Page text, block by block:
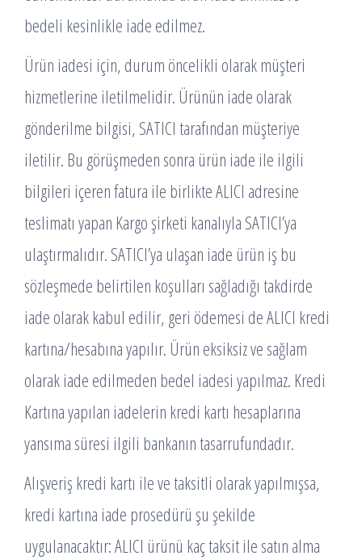
bedeli kesinlikle iade edilmez.
Ürün iadesi için, durum öncelikli olarak müşteri
hizmetlerine iletilmelidir. Ürünün iade olarak
gönderilme bilgisi, SATICI tarafından müşteriye
iletilir. Bu görüşmeden sonra ürün iade ile ilgili
bilgileri içeren fatura ile birlikte ALICI adresine
teslimatı yapan Kargo şirketi kanalıyla SATICI’ya
ulaştırmalıdır. SATICI’ya ulaşan iade ürün iş bu
sözleşmede belirtilen koşulları sağladığı takdirde
iade olarak kabul edilir, geri ödemesi de ALICI kredi
kartına/hesabına yapılır. Ürün eksiksiz ve sağlam
olarak iade edilmeden bedel iadesi yapılmaz. Kredi
Kartına yapılan iadelerin kredi kartı hesaplarına
yansıma süresi ilgili bankanın tasarrufundadır.
Alışveriş kredi kartı ile ve taksitli olarak yapılmışsa,
kredi kartına iade prosedürü şu şekilde
uygulanacaktır: ALICI ürünü kaç taksit ile satın alma